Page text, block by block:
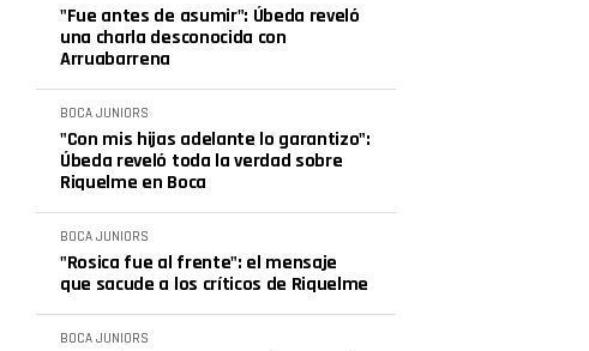
"Fue antes de asumir": Úbeda reveló
una charla desconocida con
Arruabarrena
BOCA JUNIORS
"Con mis hijas adelante lo garantizo":
Úbeda reveló toda la verdad sobre
Riquelme en Boca
BOCA JUNIORS
"Rosica fue al frente": el mensaje
que sacude a los críticos de Riquelme
BOCA JUNIORS